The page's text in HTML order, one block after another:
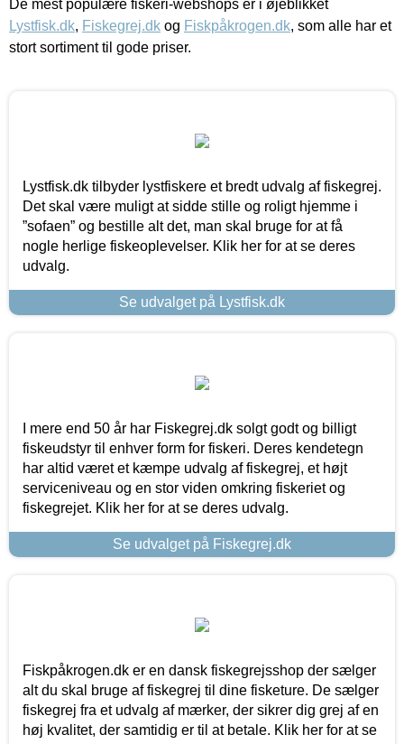
De mest populære fiskeri-webshops er i øjeblikket
Lystfisk.dk, Fiskegrej.dk og Fiskpåkrogen.dk, som alle har et
stort sortiment til gode priser.
Lystfisk.dk tilbyder lystfiskere et bredt udvalg af fiskegrej.
Det skal være muligt at sidde stille og roligt hjemme i
”sofaen” og bestille alt det, man skal bruge for at få
nogle herlige fiskeoplevelser. Klik her for at se deres
udvalg.
Se udvalget på Lystfisk.dk
I mere end 50 år har Fiskegrej.dk solgt godt og billigt
fiskeudstyr til enhver form for fiskeri. Deres kendetegn
har altid været et kæmpe udvalg af fiskegrej, et højt
serviceniveau og en stor viden omkring fiskeriet og
fiskegrejet. Klik her for at se deres udvalg.
Se udvalget på Fiskegrej.dk
Fiskpåkrogen.dk er en dansk fiskegrejsshop der sælger
alt du skal bruge af fiskegrej til dine fisketure. De sælger
fiskegrej fra et udvalg af mærker, der sikrer dig grej af en
høj kvalitet, der samtidig er til at betale. Klik her for at se